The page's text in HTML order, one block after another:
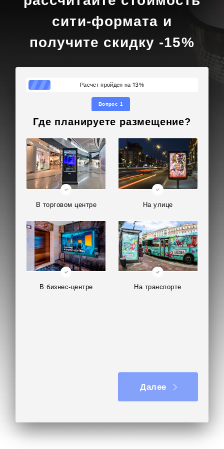
сити-формата и
получите скидку -15%
Расчет пройден на 13%
Вопрос 1
Где планируете размещение?
В торговом центре На улице
В бизнес-центре На транспорте
Далее